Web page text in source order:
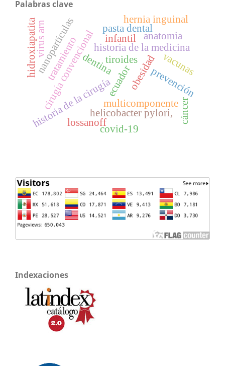
Palabras clave
historia de la medicina
cirugía convencional
historia de la cirugíaecuadorobesidad
infantil
prevención
multicomponente
tratamiento
nanoparticulas
hidroxiapatita dentina
pasta dental
helicobacter pylori,
hernia inguinal
lossanoff
covid-19
virus arn
vacunas
cáncer
anatomia
tiroides
Indexaciones